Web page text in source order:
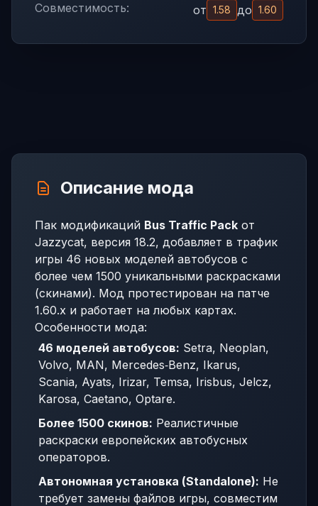
Совместимость:
от 1.58 до 1.60
Описание мода
Пак модификаций Bus Traffic Pack от
Jazzycat, версия 18.2, добавляет в трафик
игры 46 новых моделей автобусов с
более чем 1500 уникальными раскрасками
(скинами). Мод протестирован на патче
1.60.x и работает на любых картах.
Особенности мода:
46 моделей автобусов: Setra, Neoplan,
Volvo, MAN, Mercedes‑Benz, Ikarus,
Scania, Ayats, Irizar, Temsa, Irisbus, Jelcz,
Karosa, Caetano, Optare.
Более 1500 скинов: Реалистичные
раскраски европейских автобусных
операторов.
Автономная установка (Standalone): Не
требует замены файлов игры, совместим